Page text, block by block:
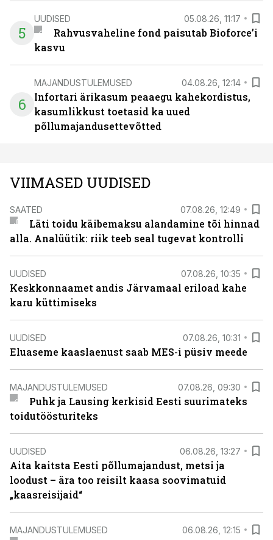
5
UUDISED 05.08.26, 11:17
Rahvusvaheline fond paisutab Bioforce’i
kasvu
6
MAJANDUSTULEMUSED 04.08.26, 12:14
Infortari ärikasum peaaegu kahekordistus,
kasumlikkust toetasid ka uued
põllumajandusettevõtted
VIIMASED UUDISED
SAATED 07.08.26, 12:49
Läti toidu käibemaksu alandamine tõi hinnad
alla. Analüütik: riik teeb seal tugevat kontrolli
UUDISED 07.08.26, 10:35
Keskkonnaamet andis Järvamaal eriload kahe
karu küttimiseks
UUDISED 07.08.26, 10:31
Eluaseme kaaslaenust saab MES-i püsiv meede
MAJANDUSTULEMUSED 07.08.26, 09:30
Puhk ja Lausing kerkisid Eesti suurimateks
toidutöösturiteks
UUDISED 06.08.26, 13:27
Aita kaitsta Eesti põllumajandust, metsi ja
loodust – ära too reisilt kaasa soovimatuid
„kaasreisijaid“
MAJANDUSTULEMUSED 06.08.26, 12:15